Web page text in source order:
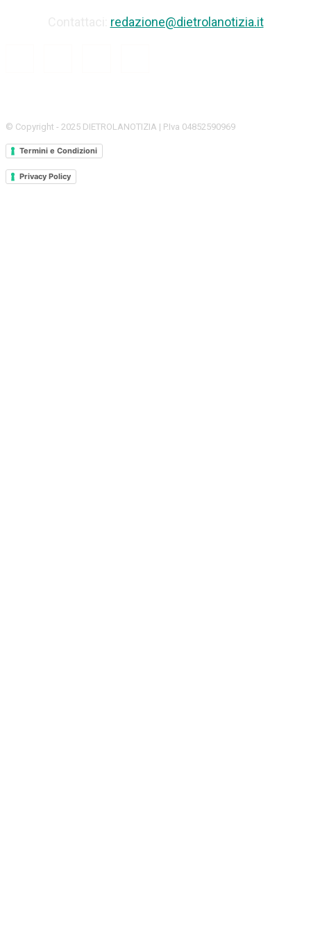
redazione@dietrolanotizia.it
© Copyright - 2025 DIETROLANOTIZIA | P.Iva 04852590969
Termini e Condizioni
Privacy Policy